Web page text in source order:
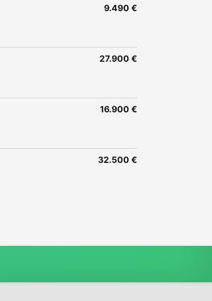
9.490 €
27.900 €
16.900 €
32.500 €